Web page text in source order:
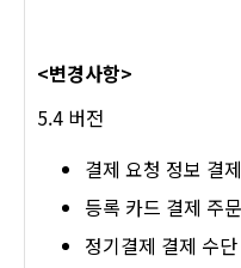
<변경사항>
5.4 버전
결제 요청 정보 결
등록 카드 결제 주
정기결제 결제 수